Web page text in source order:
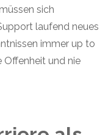
sich
laufend neues
immer up to
Offenheit und nie